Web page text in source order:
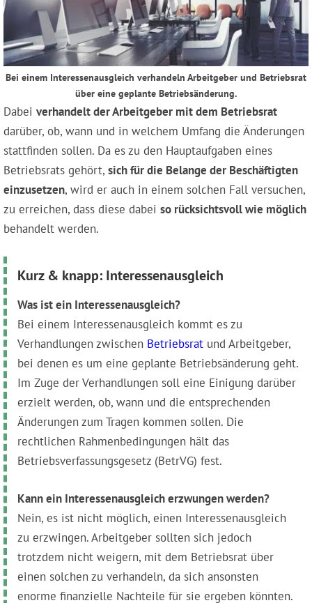
Bei einem Interessenausgleich verhandeln Arbeitgeber und Betriebsrat
über eine geplante Betriebsänderung.
Dabei verhandelt der Arbeitgeber mit dem Betriebsrat
darüber, ob, wann und in welchem Umfang die Änderungen
stattfinden sollen. Da es zu den Hauptaufgaben eines
Betriebsrats gehört, sich für die Belange der Beschäftigten
einzusetzen, wird er auch in einem solchen Fall versuchen,
zu erreichen, dass diese dabei so rücksichtsvoll wie möglich
behandelt werden.
Kurz & knapp: Interessenausgleich
Was ist ein Interessenausgleich?
Bei einem Interessenausgleich kommt es zu
Verhandlungen zwischen Betriebsrat und Arbeitgeber,
bei denen es um eine geplante Betriebsänderung geht.
Im Zuge der Verhandlungen soll eine Einigung darüber
erzielt werden, ob, wann und die entsprechenden
Änderungen zum Tragen kommen sollen. Die
rechtlichen Rahmenbedingungen hält das
Betriebsverfassungsgesetz (BetrVG) fest.
Kann ein Interessenausgleich erzwungen werden?
Nein, es ist nicht möglich, einen Interessenausgleich
zu erzwingen. Arbeitgeber sollten sich jedoch
trotzdem nicht weigern, mit dem Betriebsrat über
einen solchen zu verhandeln, da sich ansonsten
enorme finanzielle Nachteile für sie ergeben könnten.